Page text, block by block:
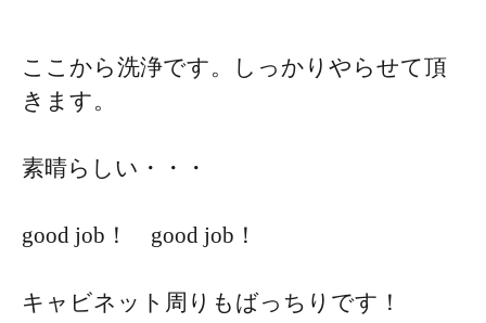
ここから洗浄です。しっかりやらせて頂
きます。
素晴らしい・・・
good job！ good job！
キャビネット周りもばっちりです！